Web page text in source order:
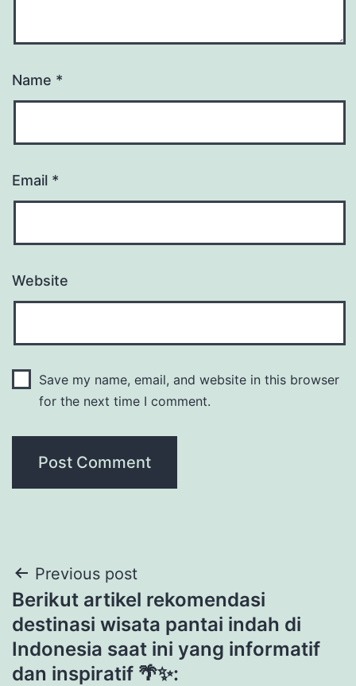
Name *
Email *
Website
Save my name, email, and website in this browser
for the next time I comment.
Post
navigation
Previous post
Berikut artikel rekomendasi
destinasi wisata pantai indah di
Indonesia saat ini yang informatif
dan inspiratif 🌴✨: